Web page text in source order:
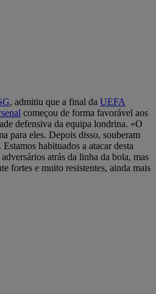
, admitiu que a final da UEFA
começou de forma favorável aos
defensiva da equipa londrina. «O
para eles. Depois disso, souberam
habituados a atacar desta
atrás da linha da bola, mas
fortes e muito resistentes, ainda mais